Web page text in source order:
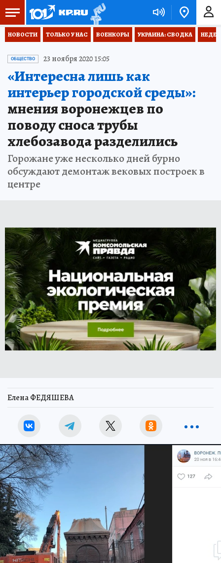
НОВОСТИ ТОЛЬКО У НАС ВОЕНКОРЫ УКРАИНА: СВОДКА
ОБЩЕСТВО 23 ноября 2020 15:05
«Интересна лишь как
интерьер городской среды»:
мнения воронежцев по
поводу сноса трубы
хлебозавода разделились
Горожане уже несколько дней бурно
обсуждают демонтаж вековых построек в
центре
Елена ФЕДЯШЕВА